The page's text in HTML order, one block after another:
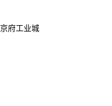
府工业城